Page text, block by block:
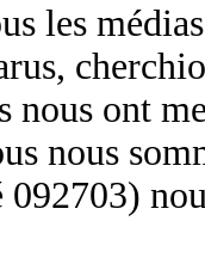
les
nous ont
nous